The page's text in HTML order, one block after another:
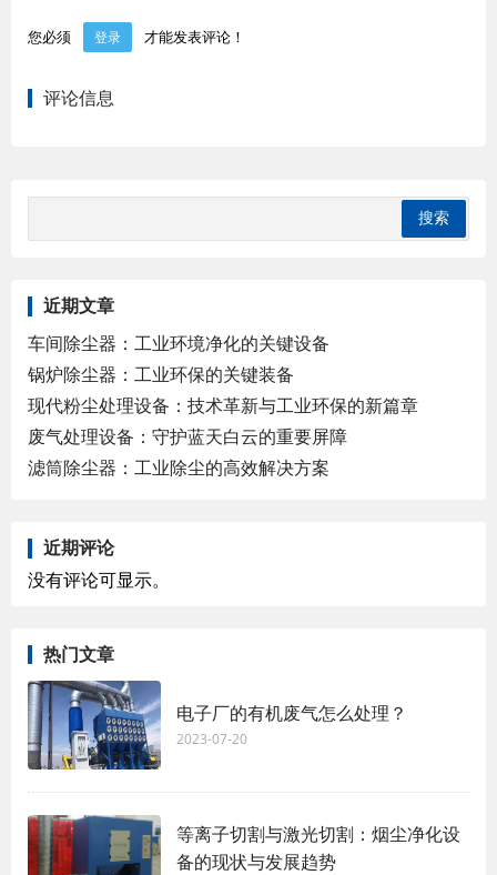
您必须 登录 才能发表评论！
评论信息
近期文章
车间除尘器：工业环境净化的关键设备
锅炉除尘器：工业环保的关键装备
现代粉尘处理设备：技术革新与工业环保的新篇章
废气处理设备：守护蓝天白云的重要屏障
滤筒除尘器：工业除尘的高效解决方案
近期评论
没有评论可显示。
热门文章
电子厂的有机废气怎么处理？
2023-07-20
等离子切割与激光切割：烟尘净化设
备的现状与发展趋势